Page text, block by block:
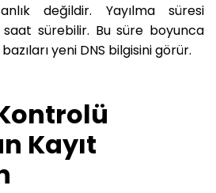
değildir. Yayılma süresi
sürebilir. Bu süre boyunca
yeni DNS bilgisini görür.
Kayıt